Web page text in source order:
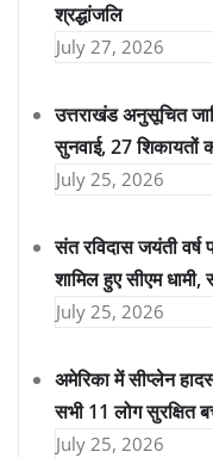
श्रद्धांजलि
July 27, 2026
उत्तराखंड अनुसूचित
सुनवाई, 27 शिकायतों
July 25, 2026
संत रविदास जयंती वर्ष
शामिल हुए सीएम
July 25, 2026
अमेरिका में सीप्लेन
सभी 11 लोग सुरक्षित
July 25, 2026